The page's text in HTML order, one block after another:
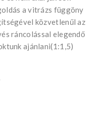
a vitrázs függöny
közvetlenűl az
ráncolással elegendő
ajánlani(1:1,5)